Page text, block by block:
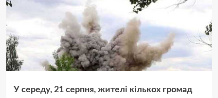
У середу, 21 серпня, жителі кількох громад